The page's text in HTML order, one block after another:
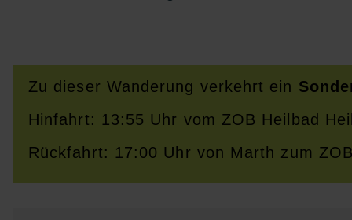
Zu dieser Wanderung verkehrt ein
Hinfahrt: 13:55 Uhr vom ZOB Heilbad
Rückfahrt: 17:00 Uhr von Marth zum